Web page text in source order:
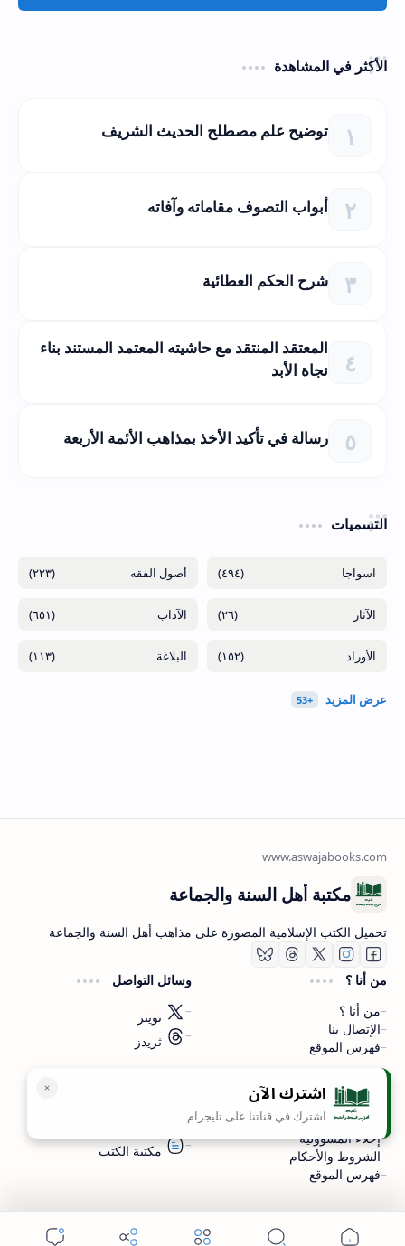
الأكثر في المشاهدة
توضيح علم مصطلح الحديث الشريف
أبواب التصوف مقاماته وآفاته
شرح الحكم العطائية
المعتقد المنتقد مع حاشيته المعتمد المستند بناء
نجاة الأبد
رسالة في تأكيد الأخذ بمذاهب الأئمة الأربعة
التسميات
(٤٩٤) (٢٢٣)
(٢٦) (٦٥١)
(١٥٢) (١١٣)
اشترك الآن
اشترك في قناتنا على تليجرام
مكتبة أهل السنة والجماعة
تحميل الكتب الإسلامية المصورة على مذاهب أهل السنة والجماعة
من أنا ؟
من أنا ؟
الإتصال بنا
فهرس الموقع
وسائل التواصل
تويتر
ثريدز
سياسة الخصوصية
سياسة الخصوصية
إخلاء المسؤولية
الشروط والأحكام
فهرس الموقع
مكتبة الكتب